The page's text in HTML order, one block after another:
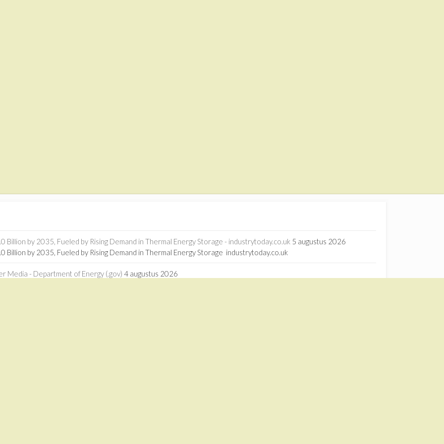
Billion by 2035, Fueled by Rising Demand in Thermal Energy Storage - industrytoday.co.uk 5 augustus 2026
Billion by 2035, Fueled by Rising Demand in Thermal Energy Storage industrytoday.co.uk
Media - Department of Energy (.gov) 4 augustus 2026